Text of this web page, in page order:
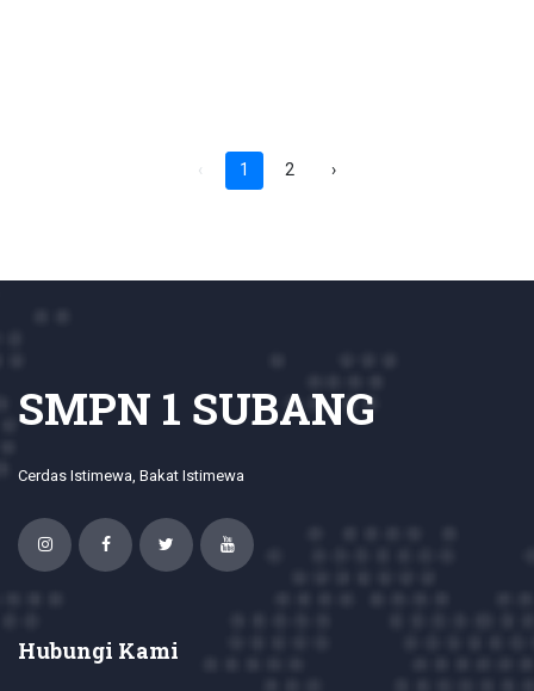
‹ 1 2 ›
SMPN 1 SUBANG
Cerdas Istimewa, Bakat Istimewa
Hubungi Kami